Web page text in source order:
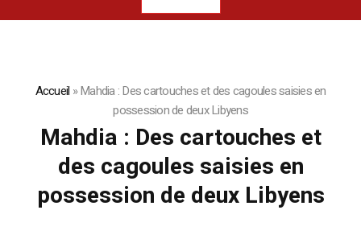
Accueil »Mahdia : Des cartouches et des cagoules saisies en
possession de deux Libyens
Mahdia : Des cartouches et
des cagoules saisies en
possession de deux Libyens